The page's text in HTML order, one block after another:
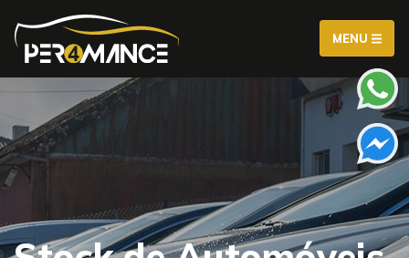
MENU